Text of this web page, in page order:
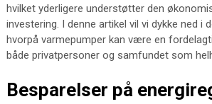
hvilket yderligere understøtter den
investering. I denne artikel vil vi dykke ned i
hvorpå varmepumper kan være en
både privatpersoner og samfundet som
Besparelser på